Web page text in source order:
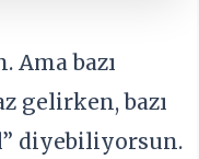
Ama bazı
gelirken, bazı
diyebiliyorsun.